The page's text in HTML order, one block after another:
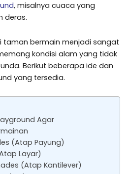
, misalnya cuaca yang
deras.
taman bermain menjadi sangat
kondisi alam yang tidak
Berikut beberapa ide dan
yang tersedia.
Agar
(Atap Payung)
Layar)
(Atap Kantilever)